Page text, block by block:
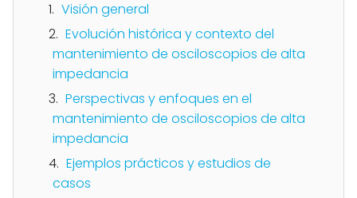
Visión general
Evolución histórica y contexto del
mantenimiento de osciloscopios de alta
impedancia
Perspectivas y enfoques en el
mantenimiento de osciloscopios de alta
impedancia
Ejemplos prácticos y estudios de
casos